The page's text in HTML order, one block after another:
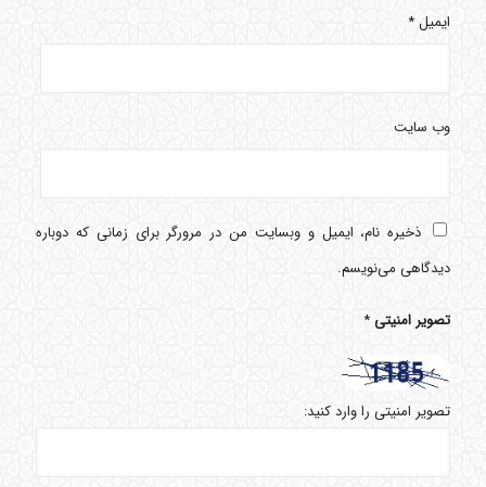
ایمیل*
وب‌ سایت
ذخیره نام، ایمیل و وبسایت من در مرورگر برای زمانی که دوباره
دیدگاهی می‌نویسم.
تصویر امنیتی*
تصویر امنیتی را وارد کنید: